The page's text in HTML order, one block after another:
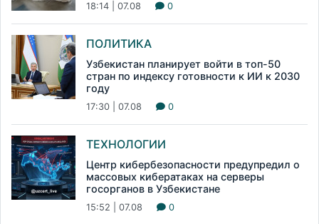
18:14 | 07.08 0
ПОЛИТИКА
Узбекистан планирует войти в топ-50
стран по индексу готовности к ИИ к 2030
году
17:30 | 07.08 0
ТЕХНОЛОГИИ
Центр кибербезопасности предупредил о
массовых кибератаках на серверы
госорганов в Узбекистане
15:52 | 07.08 0